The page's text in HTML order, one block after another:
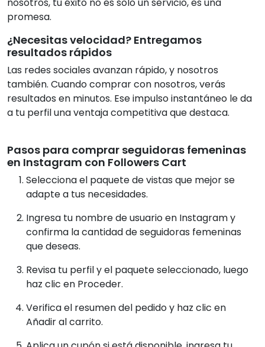
promesa.
¿Necesitas velocidad? Entregamos
resultados rápidos
Las redes sociales avanzan rápido, y nosotros
también. Cuando comprar con nosotros, verás
resultados en minutos. Ese impulso instantáneo le da
a tu perfil una ventaja competitiva que destaca.
Pasos para comprar seguidoras femeninas
en Instagram con Followers Cart
Selecciona el paquete de vistas que mejor se
adapte a tus necesidades.
Ingresa tu nombre de usuario en Instagram y
confirma la cantidad de seguidoras femeninas
que deseas.
Revisa tu perfil y el paquete seleccionado, luego
haz clic en Proceder.
Verifica el resumen del pedido y haz clic en
Añadir al carrito.